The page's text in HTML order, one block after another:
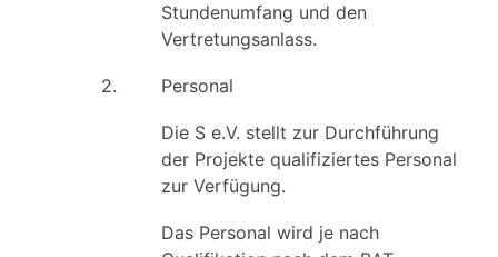
Stundenumfang und den
Vertretungsanlass.
2. Personal
Die S e.V. stellt zur Durchführung
der Projekte qualifiziertes Personal
zur Verfügung.
Das Personal wird je nach